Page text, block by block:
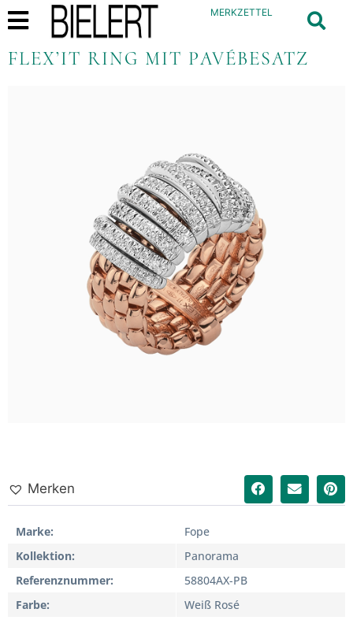
MERKZETTEL
FLEX’IT RING MIT PAVÉBESATZ
Merken
Marke
Fope
Kollektion
Panorama
Referenznummer
58804AX-PB
Farbe
Weiß Rosé